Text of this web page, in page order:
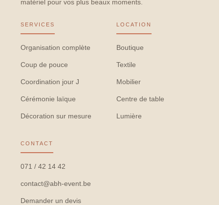
matériel pour vos plus beaux moments.
SERVICES
Organisation complète
Coup de pouce
Coordination jour J
Cérémonie laïque
Décoration sur mesure
LOCATION
Boutique
Textile
Mobilier
Centre de table
Lumière
CONTACT
071 / 42 14 42
contact@abh-event.be
Demander un devis